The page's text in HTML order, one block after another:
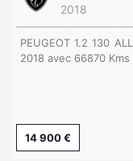
2018
PEUGEOT 1.2 130
2018 avec 66870
14 900 €